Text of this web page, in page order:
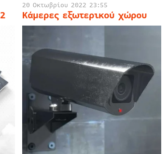
20 Οκτωβρίου 2022 23:55
Κάμερες εξωτερικού χώρου